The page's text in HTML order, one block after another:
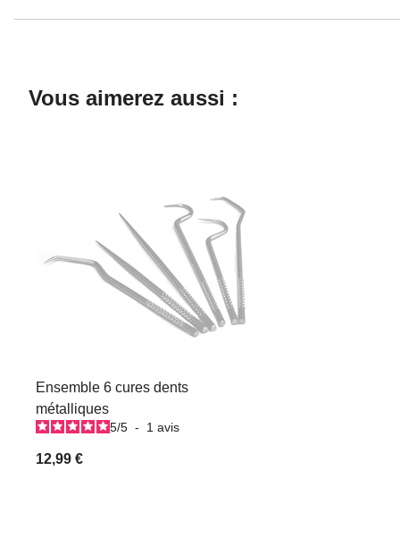
Vous aimerez aussi :
Ensemble 6 cures dents
métalliques
5/5 - 1 avis
12,99 €